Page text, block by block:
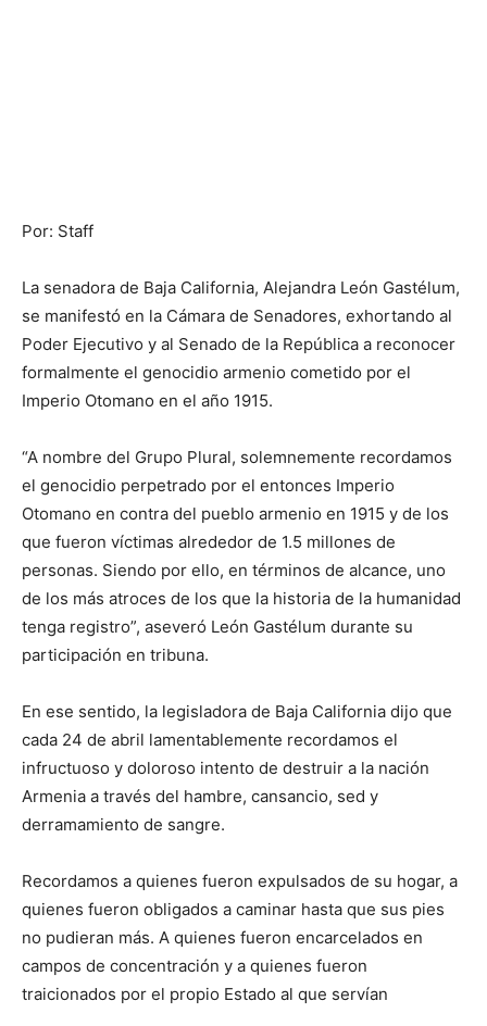
Por: Staff
La senadora de Baja California, Alejandra León Gastélum,
se manifestó en la Cámara de Senadores, exhortando al
Poder Ejecutivo y al Senado de la República a reconocer
formalmente el genocidio armenio cometido por el
Imperio Otomano en el año 1915.
“A nombre del Grupo Plural, solemnemente recordamos
el genocidio perpetrado por el entonces Imperio
Otomano en contra del pueblo armenio en 1915 y de los
que fueron víctimas alrededor de 1.5 millones de
personas. Siendo por ello, en términos de alcance, uno
de los más atroces de los que la historia de la humanidad
tenga registro”, aseveró León Gastélum durante su
participación en tribuna.
En ese sentido, la legisladora de Baja California dijo que
cada 24 de abril lamentablemente recordamos el
infructuoso y doloroso intento de destruir a la nación
Armenia a través del hambre, cansancio, sed y
derramamiento de sangre.
Recordamos a quienes fueron expulsados de su hogar, a
quienes fueron obligados a caminar hasta que sus pies
no pudieran más. A quienes fueron encarcelados en
campos de concentración y a quienes fueron
traicionados por el propio Estado al que servían